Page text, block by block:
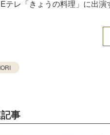
テレ「きょうの料理」に出演
事